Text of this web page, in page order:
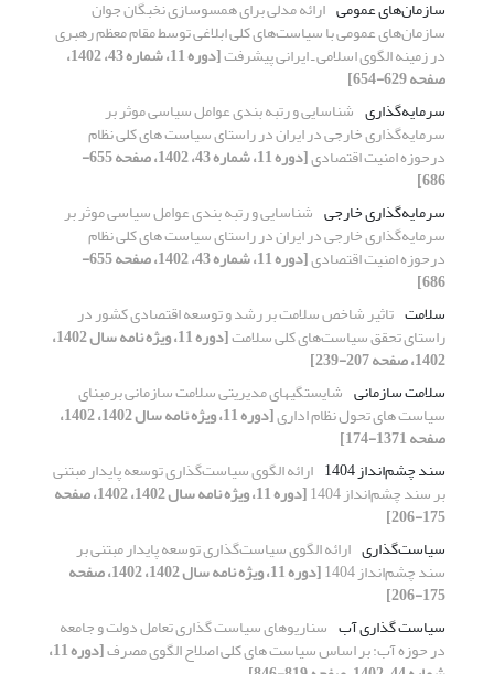
سازمان‌های عمومی ارائه مدلی برای همسوسازی نخبگان جوان
سازمان‌های عمومی با سیاست‌های کلی ابلاغی توسط مقام معظم رهبری
در زمینه الگوی اسلامی ـ ایرانی پیشرفت [دوره 11، شماره 43، 1402،
صفحه 629-654]
سرمایه‌گذاری شناسایی و رتبه بندی عوامل سیاسی موثر بر
سرمایه‌گذاری خارجی در ایران در راستای سیاست های کلی نظام
درحوزه امنیت اقتصادی [دوره 11، شماره 43، 1402، صفحه 655-
686]
سرمایه‌گذاری خارجی شناسایی و رتبه بندی عوامل سیاسی موثر بر
سرمایه‌گذاری خارجی در ایران در راستای سیاست های کلی نظام
درحوزه امنیت اقتصادی [دوره 11، شماره 43، 1402، صفحه 655-
686]
سلامت تاثیر شاخص‌ سلامت بر رشد و توسعه اقتصادی کشور در
راستای تحقق سیاست‌های کلی سلامت [دوره 11، ویژه نامه سال 1402،
1402، صفحه 207-239]
سلامت سازمانی شایستگیهای مدیریتی سلامت سازمانی برمبنای
سیاست های تحول نظام اداری [دوره 11، ویژه نامه سال 1402، 1402،
صفحه 1371-174]
سند چشم‌انداز 1404
ارائه الگوی سیاست‌گذاری توسعه پایدار مبتنی
بر سند چشم‌انداز 1404 [دوره 11، ویژه نامه سال 1402، 1402، صفحه
175-206]
سیاست‌گذاری ارائه الگوی سیاست‌گذاری توسعه پایدار مبتنی بر
سند چشم‌انداز 1404 [دوره 11، ویژه نامه سال 1402، 1402، صفحه
175-206]
سیاست گذاری آب سناریوهای سیاست گذاری تعامل دولت و جامعه
در حوزه آب: بر اساس سیاست های کلی اصلاح الگوی مصرف [دوره 11،